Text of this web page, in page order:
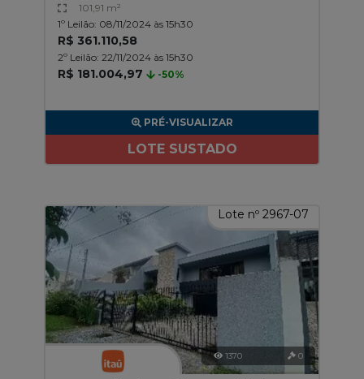
101,91 m²
1º Leilão: 08/11/2024 às 15h30
R$ 361.110,58
2º Leilão: 22/11/2024 às 15h30
R$ 181.004,97 -50%
PRÉ-VISUALIZAR
LOTE SUSTADO
Lote nº 2967-07
1370 0